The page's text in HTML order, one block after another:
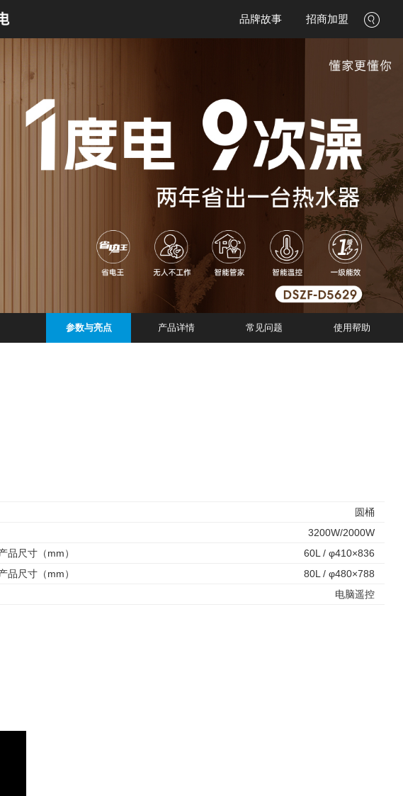
品牌故事 招商加盟
参数与亮点 产品详情 常见问题 使用帮助
圆桶
3200W/2000W
品尺寸（mm）
60L / φ410×836
品尺寸（mm）
80L / φ480×788
电脑遥控